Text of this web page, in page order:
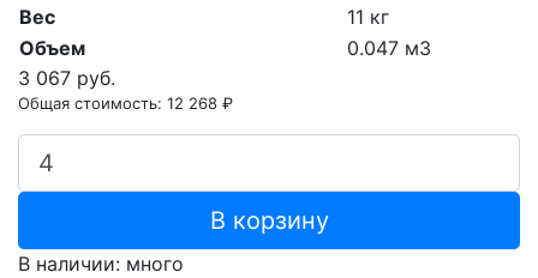
Вес
11 кг
Объем
0.047 м3
3 067 руб.
Общая стоимость: 12 268 ₽
В корзину
В наличии: много